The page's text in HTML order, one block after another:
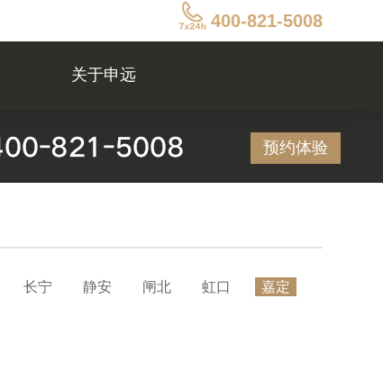
400-821-5008
关于申远
预约体验
长宁 静安 闸北 虹口 嘉定